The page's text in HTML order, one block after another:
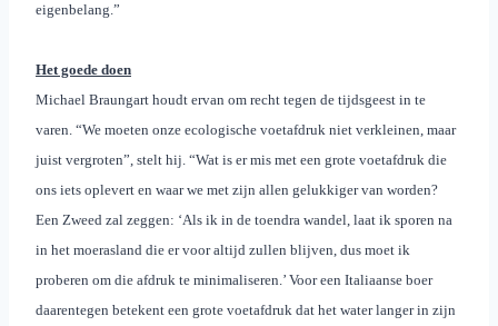
eigenbelang.”
Het goede doen
Michael Braungart houdt ervan om recht tegen de tijdsgeest in te
varen. “We moeten onze ecologische voetafdruk niet verkleinen, maar
juist vergroten”, stelt hij. “Wat is er mis met een grote voetafdruk die
ons iets oplevert en waar we met zijn allen gelukkiger van worden?
Een Zweed zal zeggen: ‘Als ik in de toendra wandel, laat ik sporen na
in het moerasland die er voor altijd zullen blijven, dus moet ik
proberen om die afdruk te minimaliseren.’ Voor een Italiaanse boer
daarentegen betekent een grote voetafdruk dat het water langer in zijn